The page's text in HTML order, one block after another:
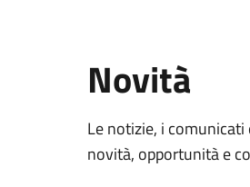
Novità
Le notizie, i
novità, opportunità e